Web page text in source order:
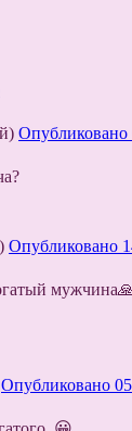
Опубликовано
Опубликовано
мужчина🙏
Опубликовано